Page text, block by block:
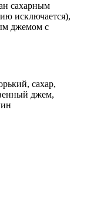
сахарным
исключается),
джемом с
сахар,
джем,